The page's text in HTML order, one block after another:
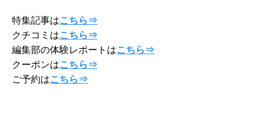
特集記事はこちら⇒
クチコミはこちら⇒
編集部の体験レポートはこちら⇒
クーポンはこちら⇒
ご予約はこちら⇒